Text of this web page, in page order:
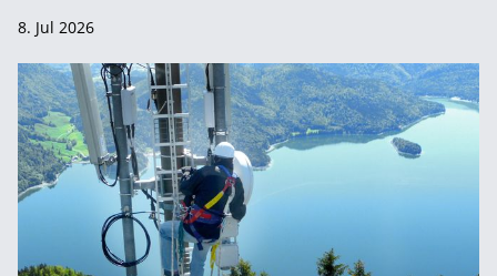
8. Jul 2026